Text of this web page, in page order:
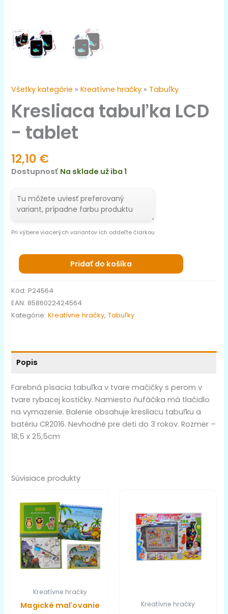
Všetky kategórie »Kreatívne hračky » Tabuľky
Kresliaca tabuľka LCD
- tablet
12,10 €
Dostupnosť Na sklade už iba 1
Pri výbere viacerých variantov ich oddeľte čiarkou
Pridať do košíka
Kód:P24564
EAN: 8586022424564
Kategórie:Kreatívne hračky,Tabuľky
Popis
Farebná písacia tabuľka v tvare mačičky s perom v
tvare rybacej kostičky. Namiesto ňufáčika má tlačidlo
na vymazenie. Balenie obsahuje kresliacu tabuľku a
batériu CR2016. Nevhodné pre deti do 3 rokov. Rozmer –
18,5 x 25,5cm
Súvisiace produkty
Kreatívne hračky
Magické maľovanie
Kreatívne hračky